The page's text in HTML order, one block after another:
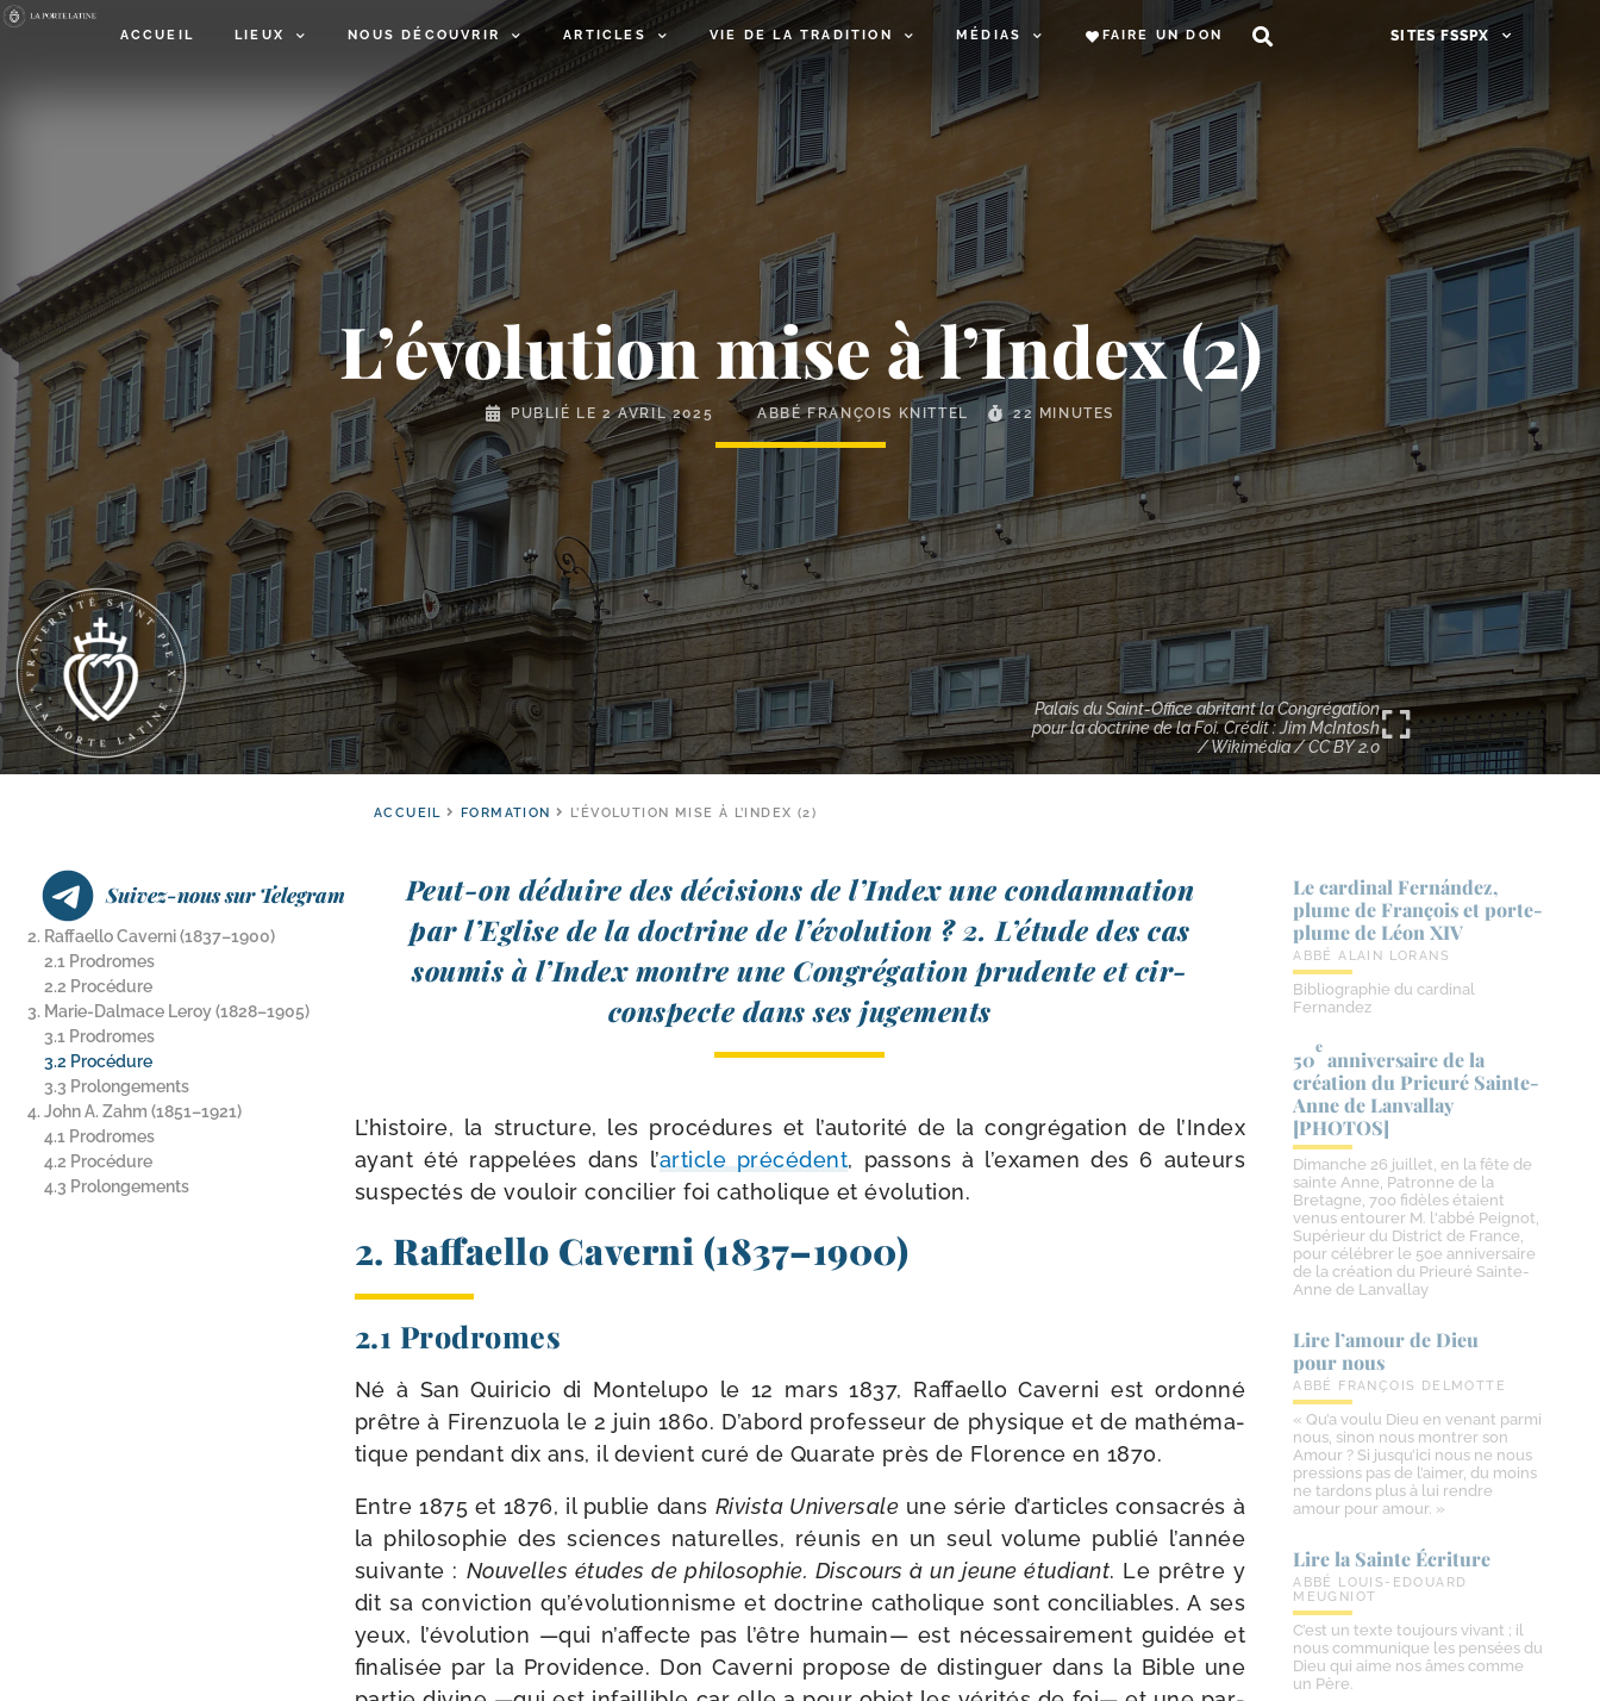
ACCUEIL LIEUX NOUS DÉCOUVRIR ARTICLES VIE DE LA TRADITION MÉDIAS FAIRE UN DON SITES FSSPX
L’évolution mise à l’Index (2)
PUBLIÉ LE2 AVRIL 2025 ABBÉ FRANÇOIS KNITTEL 22 MINUTES
Palais du Saint-Office abritant la Congrégation
pour la doctrine de la Foi. Crédit : Jim McIntosh
/ Wikimédia / CC BY 2.0
ACCUEIL FORMATION L’ÉVOLUTION MISE À L’INDEX (2)
Suivez-nous sur Telegram
2. Raffaello Caverni (1837–1900)
2.1 Prodromes
2.2 Procédure
3. Marie-​Dalmace Leroy (1828–1905)
3.1 Prodromes
3.2 Procédure
3.3 Prolongements
4. John A. Zahm (1851–1921)
4.1 Prodromes
4.2 Procédure
4.3 Prolongements
Peut-​on déduire des déci­sions de l’Index une condam­na­tion
par l’Eglise de la doc­trine de l’évolution ? 2. L’étude des cas
sou­mis à l’Index montre une Congrégation pru­dente et cir­
cons­pecte dans ses jugements
L’histoire, la struc­ture, les pro­cé­dures et l’autorité de la congré­ga­tion de l’Index
ayant été rap­pe­lées dans l’article pré­cé­dent, pas­sons à l’examen des 6 auteurs
sus­pec­tés de vou­loir conci­lier foi catho­lique et évolution.
2. Raffaello Caverni (1837–1900)
2.1 Prodromes
Né à San Quiricio di Montelupo le 12 mars 1837, Raffaello Caverni est ordon­né
prêtre à Firenzuola le 2 juin 1860. D’abord pro­fes­seur de phy­sique et de mathé­ma­
tique pen­dant dix ans, il devient curé de Quarate près de Florence en 1870.
Entre 1875 et 1876, il publie dans Rivista Universale une série d’articles consa­crés à
la phi­lo­so­phie des sciences natu­relles, réunis en un seul volume publié l’année
sui­vante : Nouvelles études de phi­lo­so­phie. Discours à un jeune étu­diant. Le prêtre y
dit sa convic­tion qu’évolutionnisme et doc­trine catho­lique sont conci­liables. A ses
yeux, l’évolution —qui n’affecte pas l’être humain— est néces­sai­re­ment gui­dée et
fina­li­sée par la Providence. Don Caverni pro­pose de dis­tin­guer dans la Bible une
Le cardinal Fernández,
plume de François et porte-​
plume de Léon XIV
ABBÉ ALAIN LORANS
Bibliographie du cardinal
Fernandez
50
e
anniversaire de la
création du Prieuré Sainte-​
Anne de Lanvallay
[PHOTOS]
Dimanche 26 juillet, en la fête de
sainte Anne, Patronne de la
Bretagne, 700 fidèles étaient
venus entourer M. l'abbé Peignot,
Supérieur du District de France,
pour célébrer le 50e anniversaire
de la création du Prieuré Sainte-
Anne de Lanvallay
Lire l’amour de Dieu
pour nous
ABBÉ FRANÇOIS DELMOTTE
« Qu’a voulu Dieu en venant parmi
nous, sinon nous montrer son
Amour ? Si jusqu’ici nous ne nous
pressions pas de l’aimer, du moins
ne tardons plus à lui rendre
amour pour amour. »
Lire la Sainte Écriture
ABBÉ LOUIS-EDOUARD
MEUGNIOT
C’est un texte toujours vivant ; il
nous communique les pensées du
Dieu qui aime nos âmes comme
un Père.